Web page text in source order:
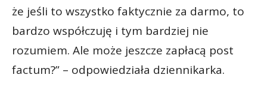
że jeśli to wszystko faktycznie za darmo, to
bardzo współczuję i tym bardziej nie
rozumiem. Ale może jeszcze zapłacą post
factum?” – odpowiedziała dziennikarka.